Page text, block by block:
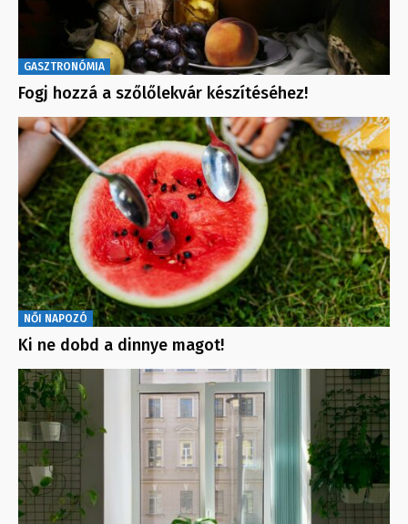
GASZTRONÓMIA
Fogj hozzá a szőlőlekvár készítéséhez!
NŐI NAPOZÓ
Ki ne dobd a dinnye magot!